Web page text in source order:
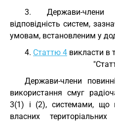
3. Держави-члени
відповідність систем,
умовам, встановленим у
4. Статтю 4 викласти в
Держави-члени
використання смуг
3(1) і (2), системами, що
власних